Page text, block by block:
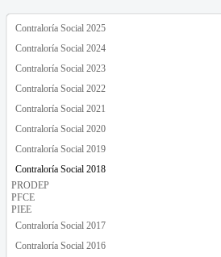
Contraloría Social 2025
Contraloría Social 2024
Contraloría Social 2023
Contraloría Social 2022
Contraloría Social 2021
Contraloría Social 2020
Contraloría Social 2019
Contraloría Social 2018
PRODEP
PFCE
PIEE
Contraloría Social 2017
Contraloría Social 2016